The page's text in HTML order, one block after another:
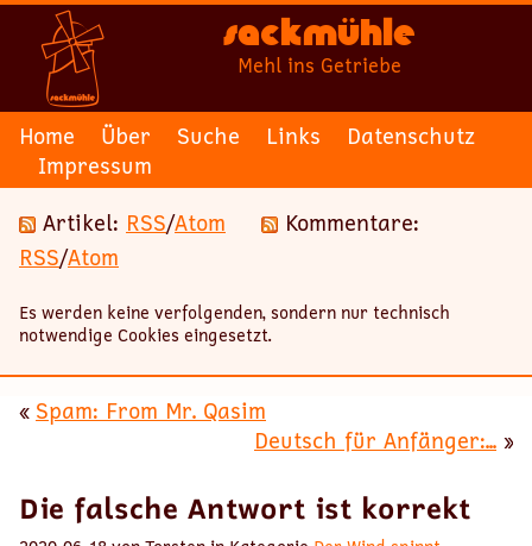
Sackmühle
Mehl ins Getriebe
Home Über Suche Links
Datenschutz
Impressum
Artikel: RSS/Atom
Kommentare:
RSS/Atom
Es werden keine verfolgenden, sondern nur technisch
notwendige Cookies eingesetzt.
« Spam: From Mr. Qasim
Deutsch für Anfänger:... »
Die falsche Antwort ist korrekt